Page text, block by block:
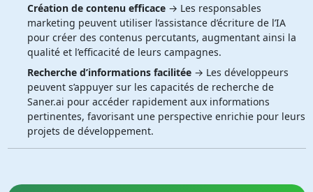
Création de contenu efficace→ Les responsables
marketing peuvent utiliser l’assistance d’écriture de l’IA
pour créer des contenus percutants, augmentant ainsi la
qualité et l’efficacité de leurs campagnes.
Recherche d’informations facilitée→ Les développeurs
peuvent s’appuyer sur les capacités de recherche de
Saner.ai pour accéder rapidement aux informations
pertinentes, favorisant une perspective enrichie pour leurs
projets de développement.